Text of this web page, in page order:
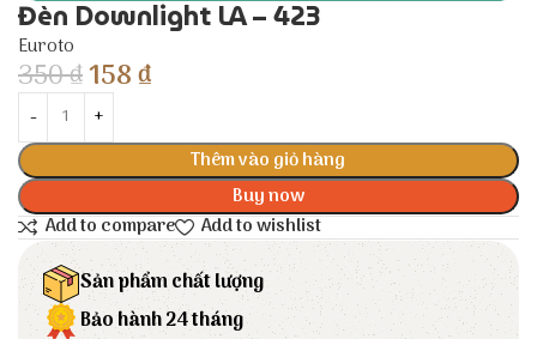
Đèn Downlight LA – 423
Euroto
350₫158₫
Thêm vào giỏ hàng
Buy now
Add to compare
Add to wishlist
Sản phẩm chất lượng
Bảo hành 24 tháng